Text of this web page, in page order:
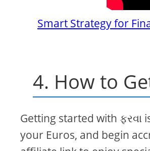
Smart Strategy for
4. How to
Getting started with ફરવા
your Euros, and begin